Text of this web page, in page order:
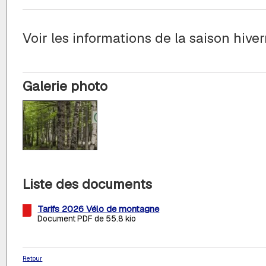
Voir les informations de la saison
Galerie photo
Liste des documents
Tarifs 2026 Vélo de montagne
Document PDF de 55.8 kio
Retour